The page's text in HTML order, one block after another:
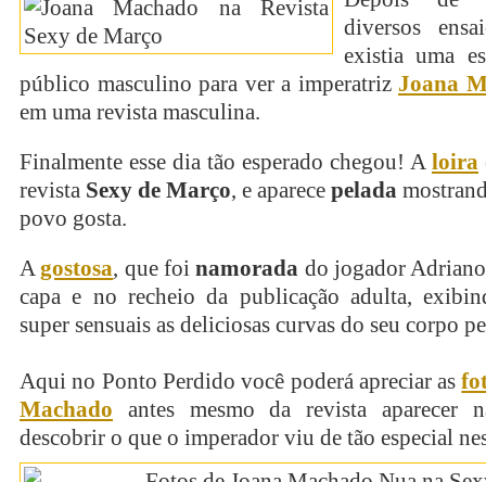
diversos
existia uma
público masculino para ver a imperatriz Joana
em uma revista masculina.
Finalmente esse dia tão esperado chegou! A loira
revista Sexy de Março, e aparece pelada
povo gosta.
Agostosa, que foinamorada do jogador
capa e no recheio da publicação adulta,
super sensuais as deliciosas curvas do seu corpo
Aqui no Ponto Perdido você poderá apreciar as
Machado antes mesmo da revista aparecer
descobrir o que o imperador viu de tão especial